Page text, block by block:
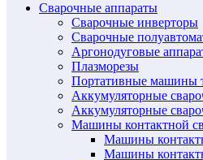
Сварочные аппараты
Сварочные инверторы
Сварочные
Аргонодуговые
Плазморезы
Портативные машины
Аккумуляторные
Аккумуляторные
Машины контактной
Машины
Машины